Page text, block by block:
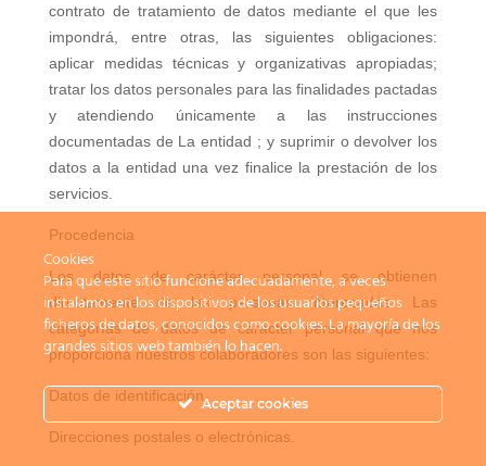
contrato de tratamiento de datos mediante el que les
impondrá, entre otras, las siguientes obligaciones:
aplicar medidas técnicas y organizativas apropiadas;
tratar los datos personales para las finalidades pactadas
y atendiendo únicamente a las instrucciones
documentadas de La entidad ; y suprimir o devolver los
datos a la entidad una vez finalice la prestación de los
servicios.
Procedencia
Los datos de carácter personal se obtienen
directamente de las personas interesadas. Las
categorías de datos de carácter personal que nos
proporciona nuestros colaboradores son las siguientes:
Datos de identificación.
Direcciones postales o electrónicas.
Cookies
Para que este sitio funcione adecuadamente, a veces
instalamos en los dispositivos de los usuarios pequeños
ficheros de datos, conocidos como cookies. La mayoría de los
grandes sitios web también lo hacen.
Aceptar cookies